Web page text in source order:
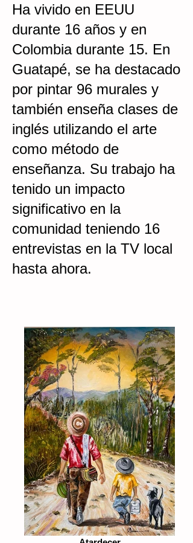
Ha vivido en EEUU
durante 16 años y en
Colombia durante 15. En
Guatapé, se ha destacado
por pintar 96 murales y
también enseña clases de
inglés utilizando el arte
como método de
enseñanza. Su trabajo ha
tenido un impacto
significativo en la
comunidad teniendo 16
entrevistas en la TV local
hasta ahora.